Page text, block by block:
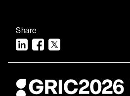
Share